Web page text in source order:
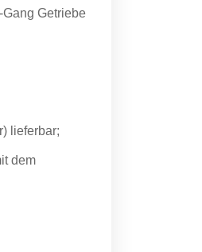
Getriebe
lieferbar;
dem